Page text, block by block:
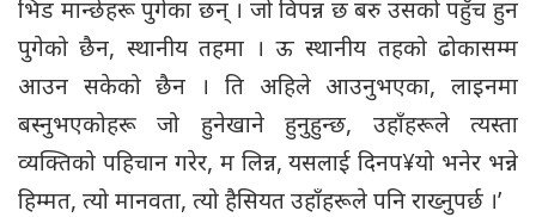
भिड मान्छेहरू पुगेका छन् । जो विपन्न छ बरु उसको पहुँच हुन
पुगेको छैन, स्थानीय तहमा । ऊ स्थानीय तहको ढोकासम्म
आउन सकेको छैन । ति अहिले आउनुभएका, लाइनमा
बस्नुभएकोहरू जो हुनेखाने हुनुहुन्छ, उहाँहरूले त्यस्ता
व्यक्तिको पहिचान गरेर, म लिन्न, यसलाई दिनप¥यो भनेर भन्ने
हिम्मत, त्यो मानवता, त्यो हैसियत उहाँहरूले पनि राख्नुपर्छ ।’